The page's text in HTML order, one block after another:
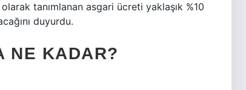
tanımlanan asgari ücreti yaklaşık %10
duyurdu.
NE KADAR?